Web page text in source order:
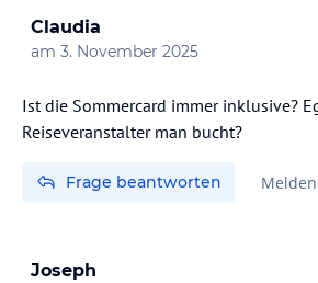
Claudia
am 3. November 2025
Ist die Sommercard immer inklusive?
Reiseveranstalter man bucht?
Frage beantworten Melden
Joseph